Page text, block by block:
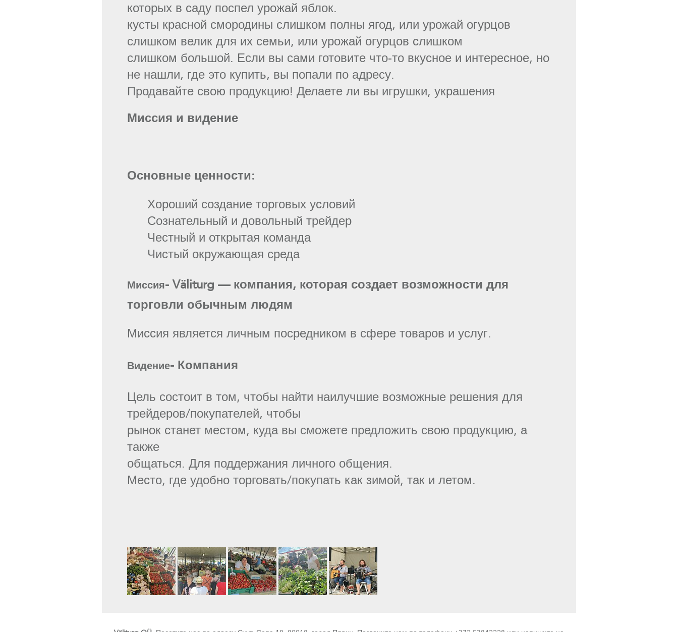
которых в саду поспел урожай яблок.
кусты красной смородины слишком полны ягод, или урожай огурцов
слишком велик для их семьи, или урожай огурцов слишком
слишком большой. Если вы сами готовите что-то вкусное и интересное, но
не нашли, где это купить, вы попали по адресу.
Продавайте свою продукцию! Делаете ли вы игрушки, украшения
Миссия и видение
Основные ценности:
Хороший создание торговых условий
Сознательный и довольный трейдер
Честный и открытая команда
Чистый окружающая среда
Миссия-Väliturg — компания, которая создает возможности для
торговли обычным людям
Миссия является личным посредником в сфере товаров и услуг.
Видение- Компания
Цель состоит в том, чтобы найти наилучшие возможные решения для
трейдеров/покупателей, чтобы
рынок станет местом, куда вы сможете предложить свою продукцию, а
также
общаться. Для поддержания личного общения.
Место, где удобно торговать/покупать как зимой, так и летом.